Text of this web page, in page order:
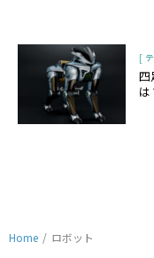
[
四
は
Home / ロボット